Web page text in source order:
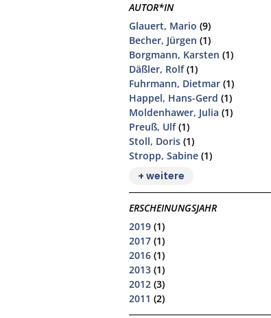
AUTOR*IN
Glauert, Mario (9)
Becher, Jürgen (1)
Borgmann, Karsten (1)
Däßler, Rolf(1)
Fuhrmann, Dietmar (1)
Happel, Hans-Gerd (1)
Moldenhawer, Julia (1)
Preuß, Ulf(1)
Stoll, Doris (1)
Stropp, Sabine (1)
+ weitere
ERSCHEINUNGSJAHR
2019 (1)
2017 (1)
2016 (1)
2013 (1)
2012 (3)
2011 (2)